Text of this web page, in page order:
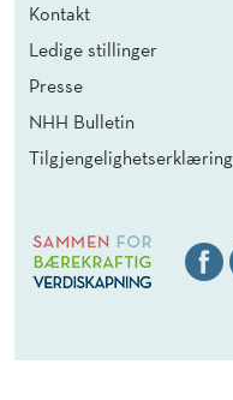
Kontakt
Ledige stillinger
Presse
NHH Bulletin
Tilgjengelighetserklæring